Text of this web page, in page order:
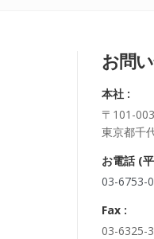
お問
本社 :
〒101-
東京都千
お電話 (
03-6753-
Fax :
03-6325-